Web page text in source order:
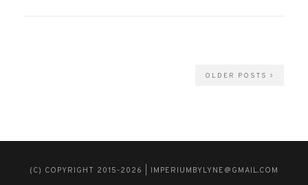
OLDER POSTS
(C) COPYRIGHT 2015-2026 | IMPERIUMBYLYNE@GMAIL.COM